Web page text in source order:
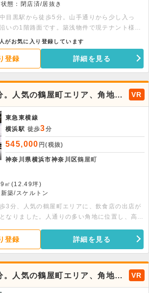
態：閉店済/居抜き
目黒駅から徒歩5分。山手通りから少し入っ
いの1階路面です。築浅物件で現テナント様が
厨房機器も新品を導入して1年程度の使用の
は屋上まで上がっており、置き型グリーストラ
冷凍冷蔵ショーケース・食器洗浄機・製氷機・
ル等、汎用性の高い厨房機器も多く残置されま
ください。
人がお気に入り登録しています
登録 詳細を見る
。人気の鶴屋町エリア、角地で
食可能物件が出ました！
VR
東急東横線
横浜駅 徒歩3分
545,000 円(税抜)
神奈川県横浜市神奈川区鶴屋町
㎡(12.49坪)
築/スケルトン
3分、人気の鶴屋町エリアに、飲食店の出店が
なりました。人通りの多い角地に位置し、高い
た外観と街並みに映える景観は店舗の存在感を
イメージを重視する業態にもおすすめです。周
まで幅広い客層の取り込みが期待できます。視
を兼ね備えた飲食可能物件となりますので、ご
めにお問い合わせください。
登録 詳細を見る
。人気の鶴屋町エリア、角地で
食可能物件が出ました。
VR